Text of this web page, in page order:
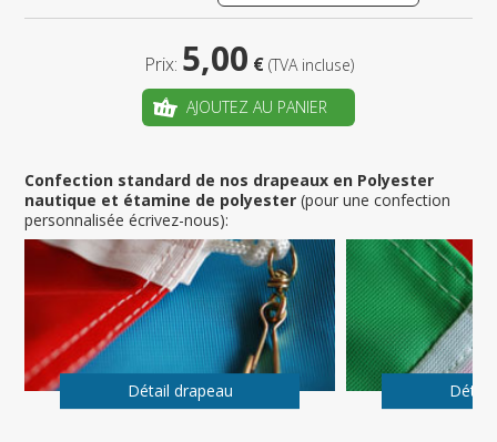
Prix: 5,00 € (TVA incluse)
AJOUTEZ AU PANIER
Confection standard de nos drapeaux en Polyester
nautique et étamine de polyester(pour une confection
personnalisée écrivez-nous):
Détail drapeau Détail